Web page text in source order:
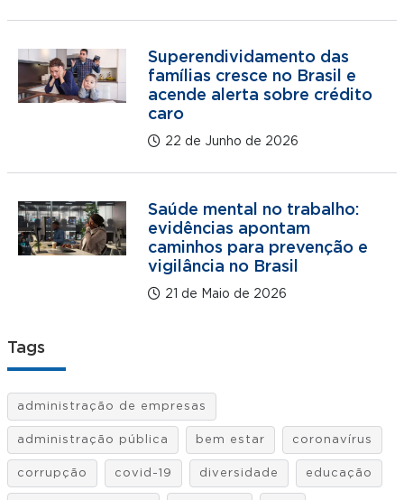
Superendividamento das
famílias cresce no Brasil e
acende alerta sobre crédito
caro
22 de Junho de 2026
Saúde mental no trabalho:
evidências apontam
caminhos para prevenção e
vigilância no Brasil
21 de Maio de 2026
Tags
administração de empresas
administração pública bem estar coronavírus
corrupção covid-19 diversidade educação